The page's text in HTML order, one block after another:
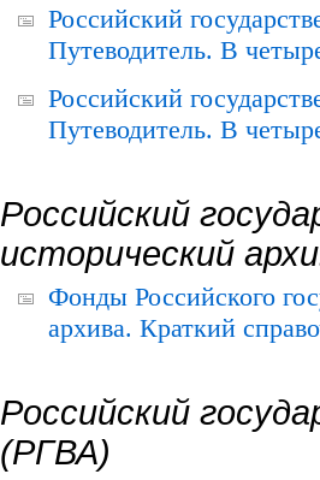
Российский
Путеводитель. В
Российский
Путеводитель. В
Российский
исторический
Фонды Российского
архива. Краткий
Российский
(РГВА)